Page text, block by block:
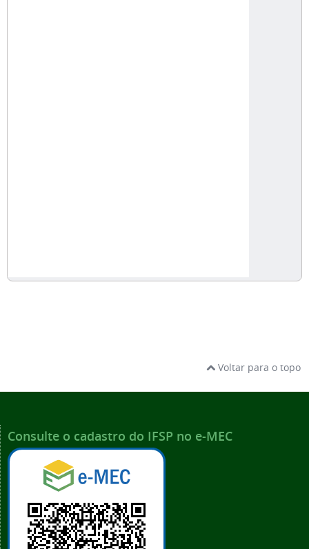
Voltar para o topo
Consulte o cadastro do IFSP no e-MEC